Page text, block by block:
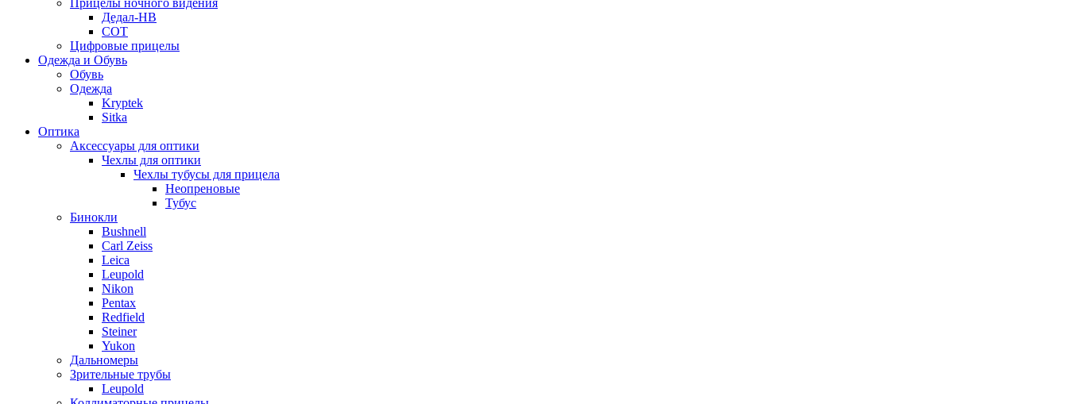
Прицелы ночного видения
Дедал-НВ
СОТ
Цифровые прицелы
Одежда и Обувь
Обувь
Одежда
Kryptek
Sitka
Оптика
Аксессуары для оптики
Чехлы для оптики
Чехлы тубусы для прицела
Неопреновые
Тубус
Бинокли
Bushnell
Carl Zeiss
Leica
Leupold
Nikon
Pentax
Redfield
Steiner
Yukon
Дальномеры
Зрительные трубы
Leupold